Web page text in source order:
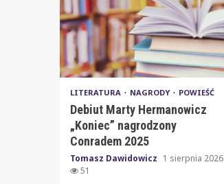
LITERATURA NAGRODY POWIEŚĆ
Debiut Marty Hermanowicz
„Koniec” nagrodzony
Conradem 2025
Tomasz Dawidowicz 1 sierpnia 2026
51